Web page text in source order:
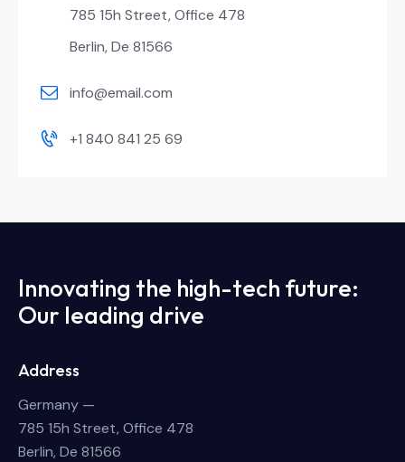
785 15h Street, Office 478
Berlin, De 81566
info@email.com
+1 840 841 25 69
Innovating the high-tech future:
Our leading drive
Address
Germany —
785 15h Street, Office 478
Berlin, De 81566